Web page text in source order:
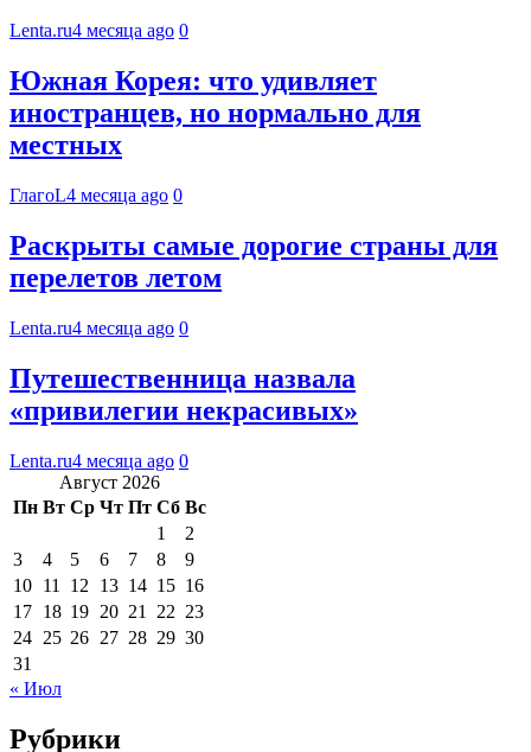
Lenta.ru4 месяца ago 0
Южная Корея: что удивляет
иностранцев, но нормально для
местных
ГлагоL4 месяца ago 0
Раскрыты самые дорогие страны для
перелетов летом
Lenta.ru4 месяца ago 0
Путешественница назвала
«привилегии некрасивых»
Lenta.ru4 месяца ago 0
Август 2026
Пн Вт Ср Чт Пт Сб Вс
1
2
3
4 5 6 7 8
9
10 11 12 13 14 15 16
17 18 19 20 21 22 23
24 25 26 27 28 29 30
31
« Июл
Рубрики